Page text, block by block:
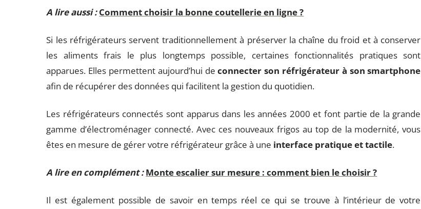
A lire aussi : Comment choisir la bonne coutellerie en ligne ?
Si les réfrigérateurs servent traditionnellement à préserver la chaîne du froid et à conserver
les aliments frais le plus longtemps possible, certaines fonctionnalités pratiques sont
apparues. Elles permettent aujourd’hui deconnecter son réfrigérateur à son smartphone
afin de récupérer des données qui facilitent la gestion du quotidien.
Les réfrigérateurs connectés sont apparus dans les années 2000 et font partie de la grande
gamme d’électroménager connecté. Avec ces nouveaux frigos au top de la modernité, vous
êtes en mesure de gérer votre réfrigérateur grâce à une interface pratique et tactile.
A lire en complément : Monte escalier sur mesure : comment bien le choisir ?
Il est également possible de savoir en temps réel ce qui se trouve à l’intérieur de votre